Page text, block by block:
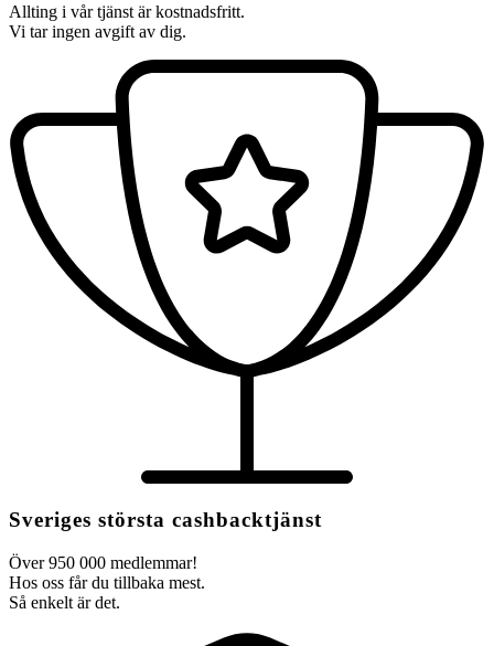
Allting i vår tjänst är kostnadsfritt.
Vi tar ingen avgift av dig.
Sveriges största cashbacktjänst
Över 950 000 medlemmar!
Hos oss får du tillbaka mest.
Så enkelt är det.